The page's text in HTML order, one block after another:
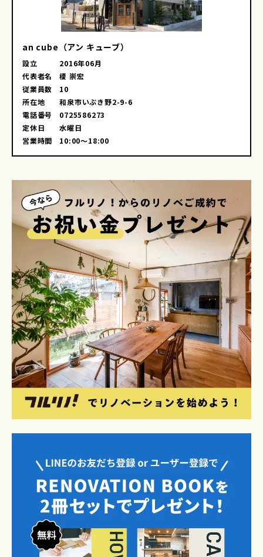
an cube（アン キューブ）
設立
2016年06月
代表者名
榎 崇宏
従業員数
10
所在地
和泉市いぶき野2-9-6
電話番号
0725586273
定休日
水曜日
営業時間
10:00～18:00